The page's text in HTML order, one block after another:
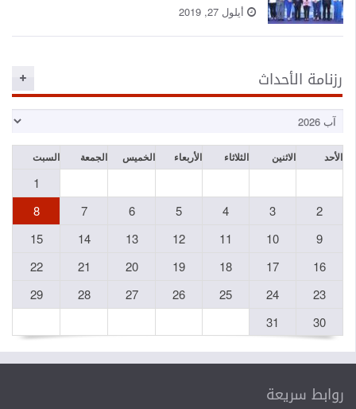
أيلول 27, 2019
رزنامة الأحداث
الأحد الاثنين الثلاثاء الأربعاء الخميس الجمعة السبت
1
2
3
4
5
6
7
8
9
10
11
12
13
14
15
16
17
18
19
20
21
22
23
24
25
26
27
28
29
30
31
روابط سريعة